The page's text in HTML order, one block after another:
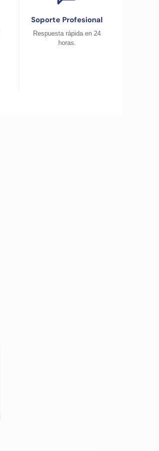
Soporte Profesional
Respuesta rápida en 24
horas.